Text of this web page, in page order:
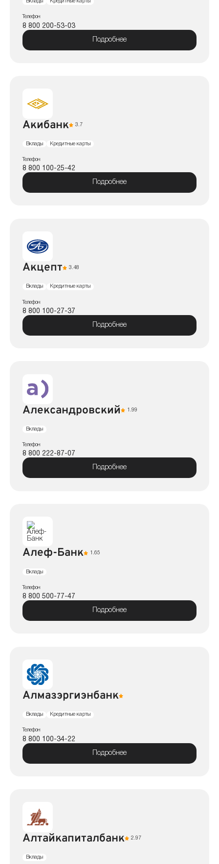
Вклады Кредитные карты
Телефон
8 800 200-53-03
Подробнее
Акибанк 3.7
Вклады Кредитные карты
Телефон
8 800 100-25-42
Подробнее
Акцепт 3.48
Вклады Кредитные карты
Телефон
8 800 100-27-37
Подробнее
Александровский 1.99
Вклады
Телефон
8 800 222-87-07
Подробнее
Алеф-Банк 1.65
Вклады
Телефон
8 800 500-77-47
Подробнее
Алмазэргиэнбанк
Вклады Кредитные карты
Телефон
8 800 100-34-22
Подробнее
Алтайкапиталбанк 2.97
Вклады